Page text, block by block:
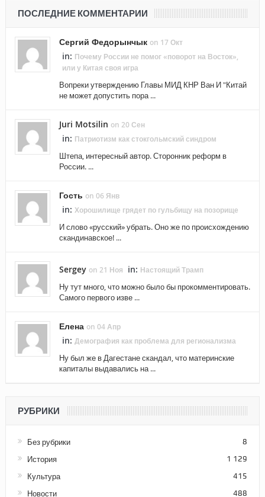
ПОСЛЕДНИЕ КОММЕНТАРИИ
Сергий Федорынчык on 17 Окт
in: Почему России не помог «поворот на Восток»,
или у Китая своя игра
Вопреки утверждению Главы МИД КНР Ван И "Китай
не может допустить пора ...
Juri Motsilin on 20 Сен
in: Патриотизм как стокгольмский синдром
Штепа, интересный автор. Сторонник реформ в
России. ...
Гость on 06 Янв
in: Хорошилище грядет по гульбищу на позорище
И слово «русский» убрать. Оно же по происхождению
скандинавское! ...
Sergey on 21 Ноя in: Настоящий Трамп
Ну тут много, что можно было бы прокомментировать.
Самого первого изве ...
Елена on 04 Апр
in: Демография как проблема для регионализма
Ну был же в Дагестане скандал, что материнские
капиталы выдавались на ...
РУБРИКИ
Без рубрики 8
История 1 129
Культура 415
Новости 488